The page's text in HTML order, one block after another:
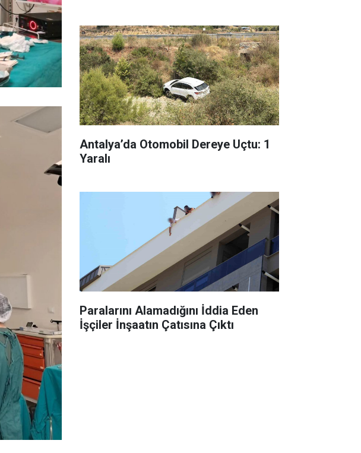
Antalya’da Otomobil Dereye Uçtu: 1
Yaralı
Paralarını Alamadığını İddia Eden
İşçiler İnşaatın Çatısına Çıktı